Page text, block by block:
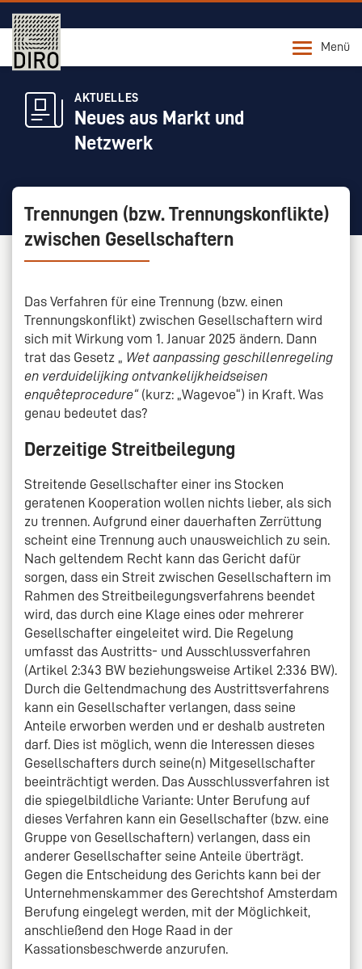
Menü
AKTUELLES
Neues aus Markt und
Netzwerk
Trennungen (bzw. Trennungskonflikte)
zwischen Gesellschaftern
Das Verfahren für eine Trennung (bzw. einen
Trennungskonflikt) zwischen Gesellschaftern wird
sich mit Wirkung vom 1. Januar 2025 ändern. Dann
trat das Gesetz „ Wet aanpassing geschillenregeling
en verduidelijking ontvankelijkheidseisen
enquêteprocedure“ (kurz: „Wagevoe“) in Kraft. Was
genau bedeutet das?
Derzeitige Streitbeilegung
Streitende Gesellschafter einer ins Stocken
geratenen Kooperation wollen nichts lieber, als sich
zu trennen. Aufgrund einer dauerhaften Zerrüttung
scheint eine Trennung auch unausweichlich zu sein.
Nach geltendem Recht kann das Gericht dafür
sorgen, dass ein Streit zwischen Gesellschaftern im
Rahmen des Streitbeilegungsverfahrens beendet
wird, das durch eine Klage eines oder mehrerer
Gesellschafter eingeleitet wird. Die Regelung
umfasst das Austritts- und Ausschlussverfahren
(Artikel 2:343 BW beziehungsweise Artikel 2:336 BW).
Durch die Geltendmachung des Austrittsverfahrens
kann ein Gesellschafter verlangen, dass seine
Anteile erworben werden und er deshalb austreten
darf. Dies ist möglich, wenn die Interessen dieses
Gesellschafters durch seine(n) Mitgesellschafter
beeinträchtigt werden. Das Ausschlussverfahren ist
die spiegelbildliche Variante: Unter Berufung auf
dieses Verfahren kann ein Gesellschafter (bzw. eine
Gruppe von Gesellschaftern) verlangen, dass ein
anderer Gesellschafter seine Anteile überträgt.
Gegen die Entscheidung des Gerichts kann bei der
Unternehmenskammer des Gerechtshof Amsterdam
Berufung eingelegt werden, mit der Möglichkeit,
anschließend den Hoge Raad in der
Kassationsbeschwerde anzurufen.